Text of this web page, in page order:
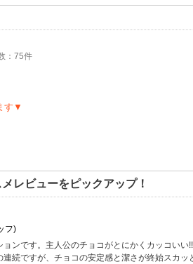
：75件
す▼
レビューをピックアップ！
フ)
ンです。主人公のチョコがとにかくカッコい
続ですが、チョコの安定感と潔さが終始スカッ